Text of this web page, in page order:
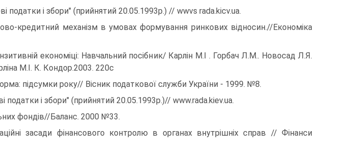
податки і збори" (прийнятий 20.05.1993р.) // wwvs rada.kicv.ua.
кредитний механізм в умовах формування ринкових відносин.//Економіка
економіці: Навчальний посібник/ Карлін М.І . Горбач Л.М.. Новосад Л.Я.
М.І. К. Кондор.2003. 220с
підсумки року// Вісник податкової служби України - 1999. №8.
і збори" (прийнятий 20.05.1993р.)// www.rada.kiev.ua.
фондів//Баланс. 2000 №33.
засади фінансового контролю в органах внутрішніх справ // Фінанси